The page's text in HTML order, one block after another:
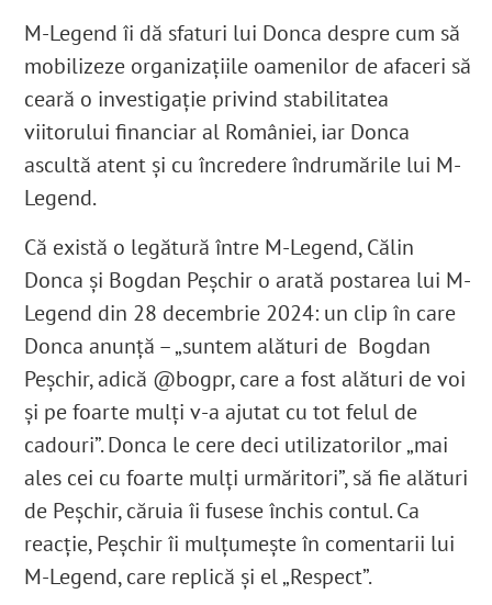
M-Legend îi dă sfaturi lui Donca despre cum să
mobilizeze organizațiile oamenilor de afaceri să
ceară o investigație privind stabilitatea
viitorului financiar al României, iar Donca
ascultă atent și cu încredere îndrumările lui M-
Legend.
Că există o legătură între M-Legend, Călin
Donca și Bogdan Peșchir o arată postarea lui M-
Legend din 28 decembrie 2024: un clip în care
Donca anunță – „suntem alături de Bogdan
Peșchir, adică @bogpr, care a fost alături de voi
și pe foarte mulți v-a ajutat cu tot felul de
cadouri”. Donca le cere deci utilizatorilor „mai
ales cei cu foarte mulți urmăritori”, să fie alături
de Peșchir, căruia îi fusese închis contul. Ca
reacție, Peșchir îi mulțumește în comentarii lui
M-Legend, care replică și el „Respect”.